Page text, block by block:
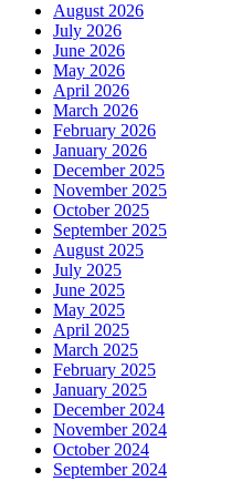
August 2026
July 2026
June 2026
May 2026
April 2026
March 2026
February 2026
January 2026
December 2025
November 2025
October 2025
September 2025
August 2025
July 2025
June 2025
May 2025
April 2025
March 2025
February 2025
January 2025
December 2024
November 2024
October 2024
September 2024